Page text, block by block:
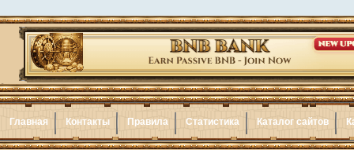
Главная Контакты Правила Статистика Каталог сайтов